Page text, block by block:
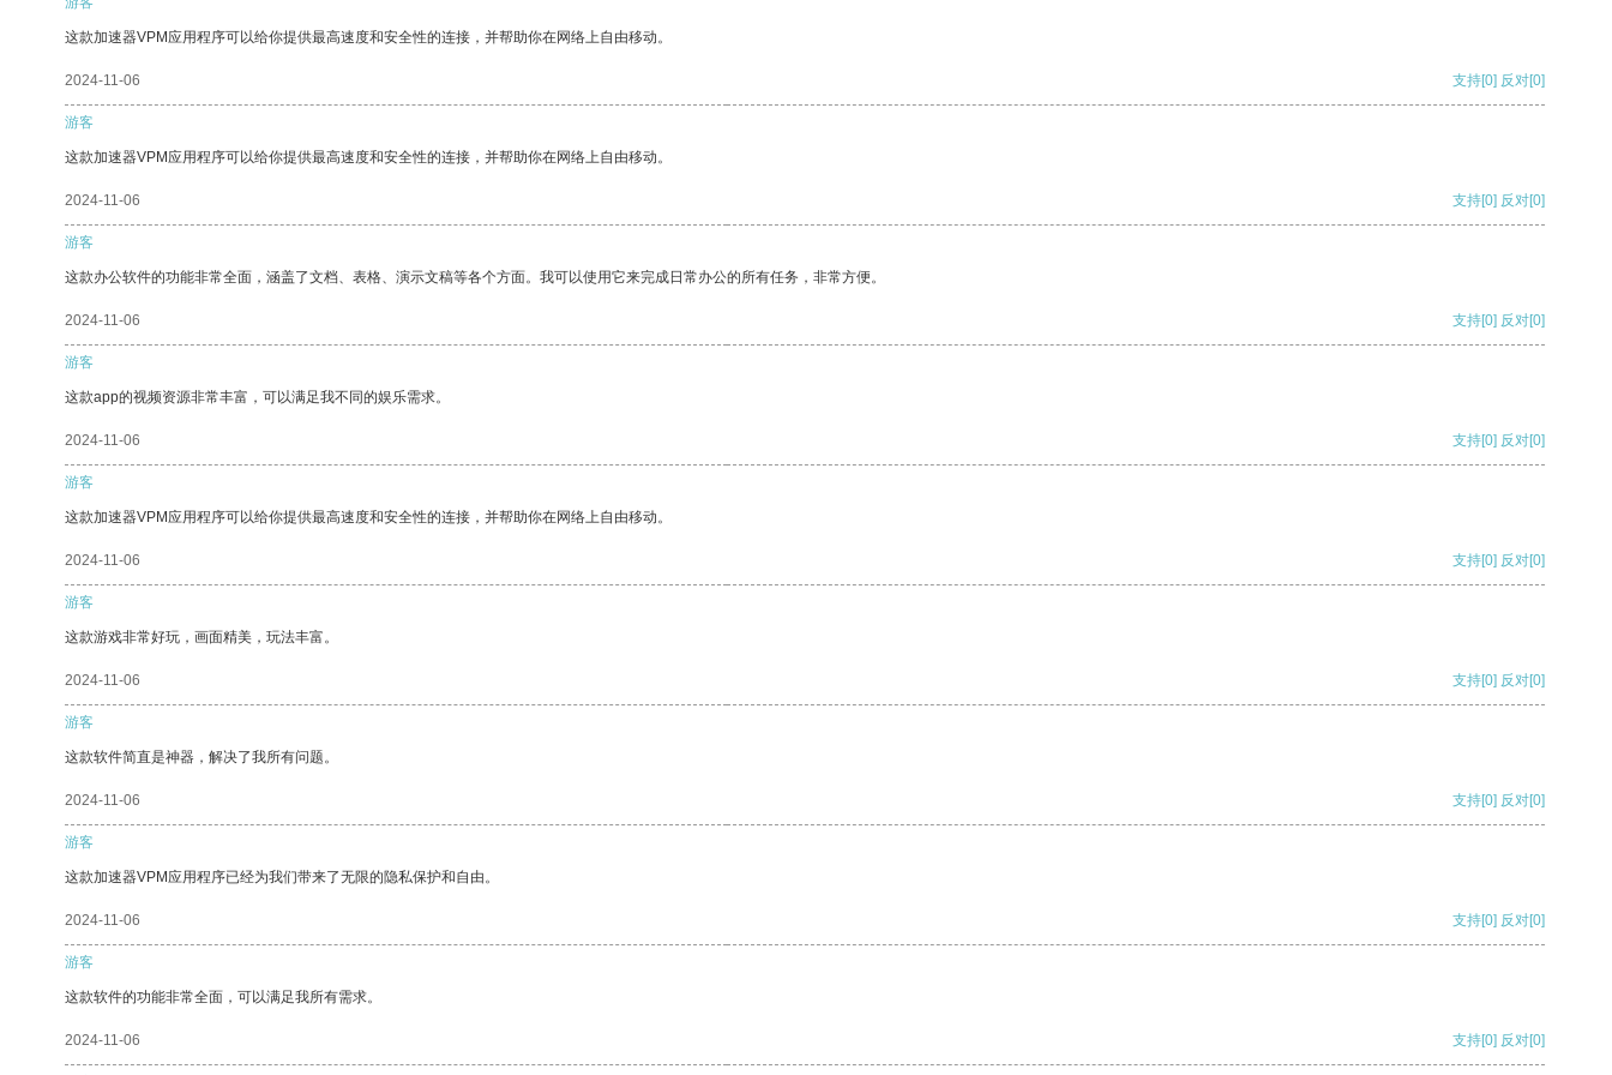
这款加速器VPM应用程序可以给你提供最高速度和安全性的连接，并帮助你在网络上自由移动。
2024-11-06 支持[0] 反对[0]
游客
这款加速器VPM应用程序可以给你提供最高速度和安全性的连接，并帮助你在网络上自由移动。
2024-11-06 支持[0] 反对[0]
游客
这款办公软件的功能非常全面，涵盖了文档、表格、演示文稿等各个方面。我可以使用它来完成日常办公的所有任务，非常方便。
2024-11-06 支持[0] 反对[0]
游客
这款app的视频资源非常丰富，可以满足我不同的娱乐需求。
2024-11-06 支持[0] 反对[0]
游客
这款加速器VPM应用程序可以给你提供最高速度和安全性的连接，并帮助你在网络上自由移动。
2024-11-06 支持[0] 反对[0]
游客
这款游戏非常好玩，画面精美，玩法丰富。
2024-11-06 支持[0] 反对[0]
游客
这款软件简直是神器，解决了我所有问题。
2024-11-06 支持[0] 反对[0]
游客
这款加速器VPM应用程序已经为我们带来了无限的隐私保护和自由。
2024-11-06 支持[0] 反对[0]
游客
这款软件的功能非常全面，可以满足我所有需求。
2024-11-06 支持[0] 反对[0]